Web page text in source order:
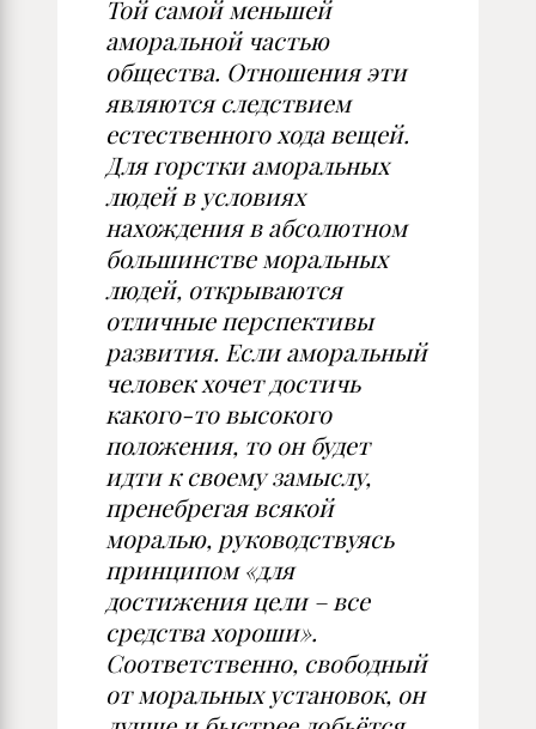
Той самой меньшей
аморальной частью
общества. Отношения эти
являются следствием
естественного хода вещей.
Для горстки аморальных
людей в условиях
нахождения в абсолютном
большинстве моральных
людей, открываются
отличные перспективы
развития. Если аморальный
человек хочет достичь
какого-то высокого
положения, то он будет
идти к своему замыслу,
пренебрегая всякой
моралью, руководствуясь
принципом «для
достижения цели – все
средства хороши».
Соответственно, свободный
от моральных установок, он